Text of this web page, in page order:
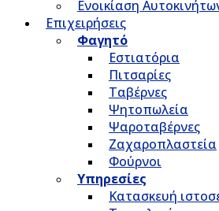
Ενοικίαση
Επιχειρήσεις
Φαγητό
Εστιατόρια
Πιτσαρίες
Ταβέρνες
Ψητοπωλεία
Ψαροταβέρνες
Ζαχαροπλαστεία
Φούρνοι
Υπηρεσίες
Κατασκευή